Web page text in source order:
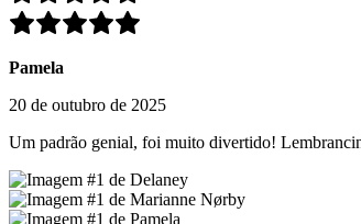
Pamela
20 de outubro de 2025
Um padrão genial, foi muito divertido!